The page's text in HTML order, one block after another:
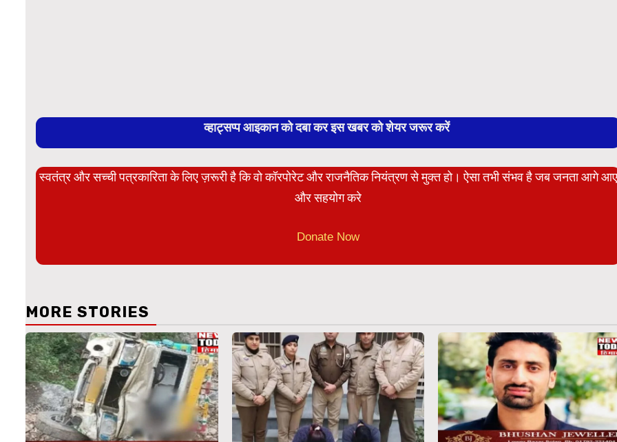
व्हाट्सप्प आइकान को दबा कर इस खबर को शेयर जरूर करें
स्वतंत्र और सच्ची पत्रकारिता के लिए ज़रूरी है कि वो कॉरपोरेट और राजनैतिक नियंत्रण से मुक्त हो। ऐसा तभी संभव है जब जनता आगे आए
और सहयोग करे
Donate Now
MORE STORIES